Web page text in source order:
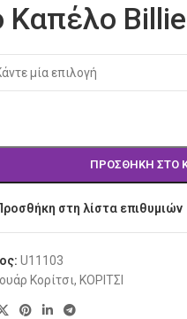
Καπέλο
ΠΡΟΣΘΉΚΗ ΣΤΟ
στη λίστα επιθυμιών
U11103
Κορίτσι, ΚΟΡΙΤΣΙ